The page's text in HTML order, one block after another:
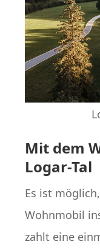
Mit dem
Logar-Tal
Es ist
Wohnmobil
zahlt eine